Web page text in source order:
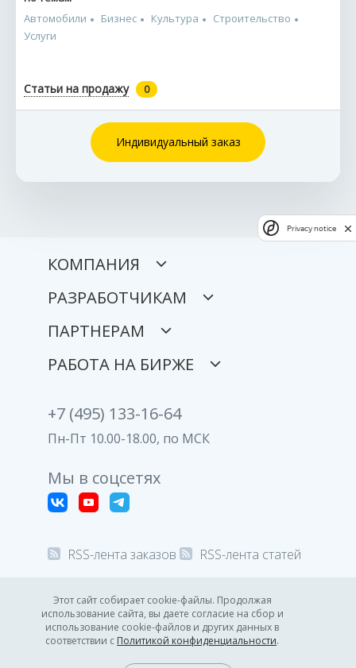
Автомобили
Бизнес Культура
Строительство
Услуги
Статьи на продажу 0
Индивидуальный заказ
Этот сайт собирает cookie-файлы. Продолжая
использование сайта, вы даете согласие на сбор и
использование cookie-файлов и других данных в
соответствии с Политикой конфиденциальности.
КОМПАНИЯ
РАЗРАБОТЧИКАМ
ПАРТНЕРАМ
РАБОТА НА БИРЖЕ
+7 (495) 133-16-64
Пн-Пт 10.00-18.00, по МСК
Мы в соцсетях
RSS-лента заказов RSS-лента статей
© 2008-2026 Все права защищены.
Политика конфиденциальности
GMT +3 8.08.2026
Privacy notice